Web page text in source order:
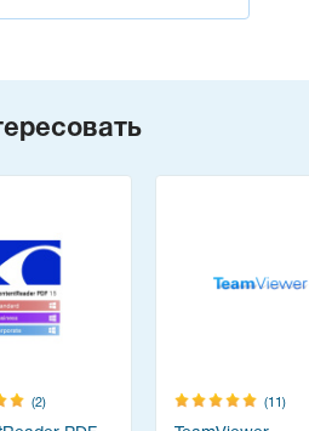
(2) (11)